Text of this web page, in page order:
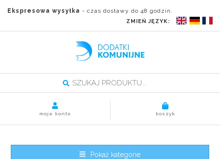
Ekspresowa wysyłka - czas dostawy do 48 godzin.
ZMIEŃ JĘZYK:
koszyk
moje konto
Pokaż kategorie